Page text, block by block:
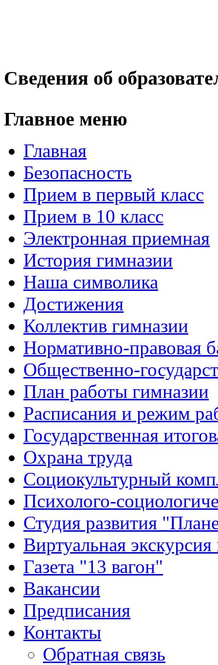
Сведения об
Главное меню
Главная
Безопасность
Прием в первый класс
Прием в 10 класс
Электронная приемная
История гимназии
Наша символика
Достижения
Коллектив гимназии
Нормативно-правовая
Общественно-
План работы гимназии
Расписания и режим
Государственная
Охрана труда
Социокультурный
Психолого-
Студия развития
Виртуальная
Газета "13 вагон"
Вакансии
Предписания
Контакты
Обратная связь